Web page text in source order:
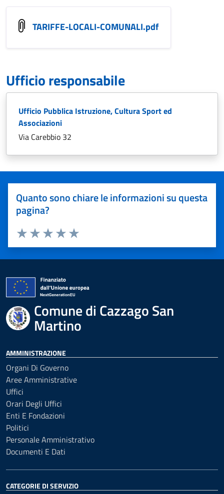
TARIFFE-LOCALI-COMUNALI.pdf
Ufficio responsabile
Ufficio Pubblica Istruzione, Cultura Sport ed
Associazioni
Via Carebbio 32
Quanto sono chiare le informazioni su questa
pagina?
Valuta 5 stelle su 5
Valuta 4 stelle su 5
Valuta 3 stelle su 5
Valuta 2 stelle su 5
Valuta 1 stelle su 5
Comune di Cazzago San
Martino
AMMINISTRAZIONE
Organi Di Governo
Aree Amministrative
Uffici
Orari Degli Uffici
Enti E Fondazioni
Politici
Personale Amministrativo
Documenti E Dati
CATEGORIE DI SERVIZIO